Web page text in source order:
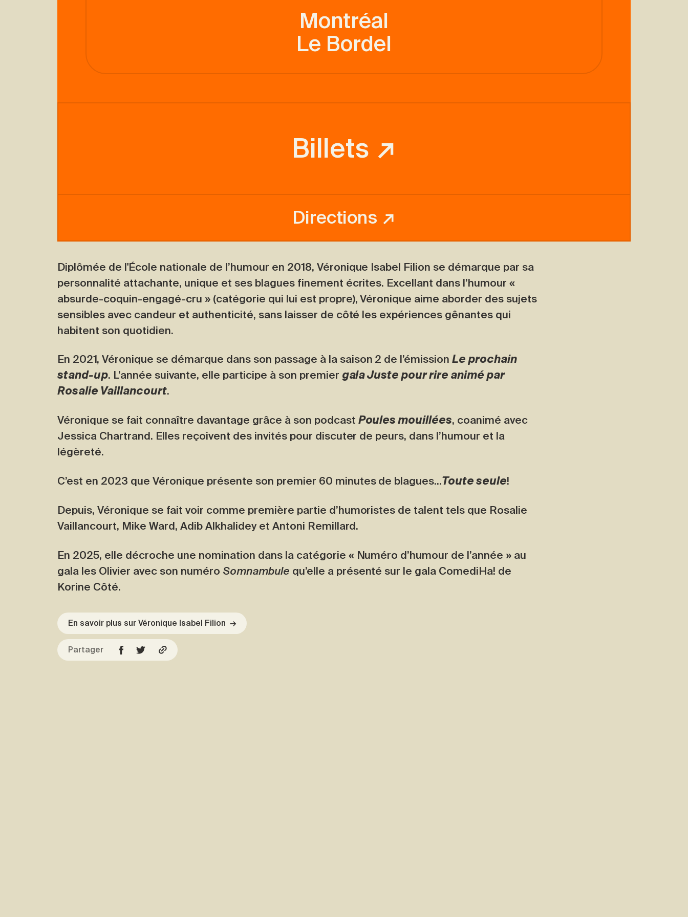
Montréal
Le Bordel
Billets ↗
Directions ↗
Diplômée de l'École nationale de l’humour en 2018, Véronique Isabel Filion se démarque par sa
personnalité attachante, unique et ses blagues finement écrites. Excellant dans l’humour «
absurde-coquin-engagé-cru » (catégorie qui lui est propre), Véronique aime aborder des sujets
sensibles avec candeur et authenticité, sans laisser de côté les expériences gênantes qui
habitent son quotidien.
En 2021, Véronique se démarque dans son passage à la saison 2 de l’émissionLe prochain
stand-up. L’année suivante, elle participe à son premier gala Juste pour rire animé par
Rosalie Vaillancourt.
Véronique se fait connaître davantage grâce à son podcast Poules mouillées, coanimé avec
Jessica Chartrand. Elles reçoivent des invités pour discuter de peurs, dans l’humour et la
légèreté.
C’est en 2023 que Véronique présente son premier 60 minutes de blagues…Toute seule!
Depuis, Véronique se fait voir comme première partie d’humoristes de talent tels que Rosalie
Vaillancourt, Mike Ward, Adib Alkhalidey et Antoni Remillard.
En 2025, elle décroche une nomination dans la catégorie « Numéro d’humour de l’année » au
gala les Olivier avec son numéro Somnambule qu’elle a présenté sur le gala ComediHa! de
Korine Côté.
En savoir plus sur Véronique Isabel Filion→
Partager Facebook
TwitterCopier l'URL